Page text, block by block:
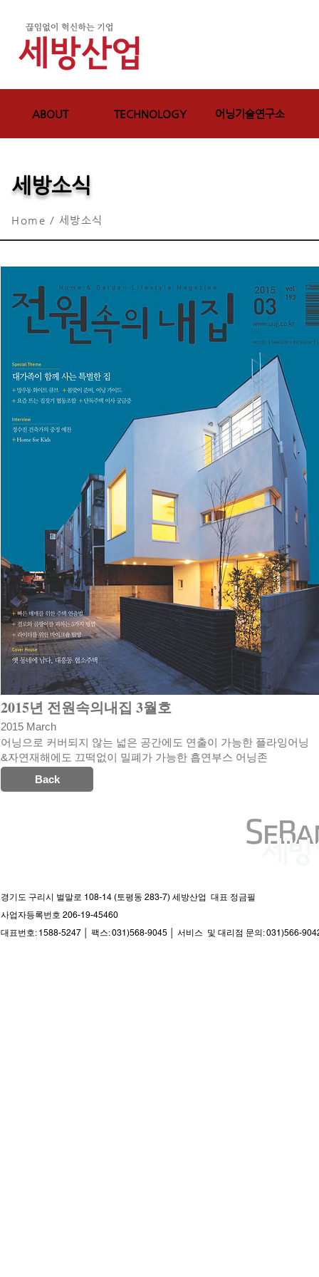
ABOUT TECHNOLOGY 어닝기술연구소
세방소식
Home / 세방소식
2015년 전원속의내집 3월호
2015 March
어닝으로 커버되지 않는 넓은 공간에도 연출이 가능한 플라잉어닝
&자연재해에도 끄떡없이 밀폐가 가능한 흡연부스 어닝존
Back
경기도 구리시 벌말로 108-14 (토평동 283-7) 세방산업 대표 정금필
사업자등록번호 206-19-45460
대표번호: 1588-5247 │ 팩스: 031)568-9045 │ 서비스 및 대리점 문의: 031)566-